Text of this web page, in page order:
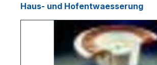
Haus- und Hofentwaesserung